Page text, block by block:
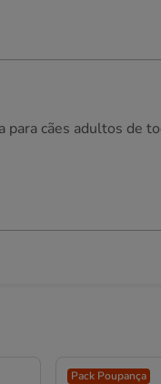
cães adultos de
Pack Poupança